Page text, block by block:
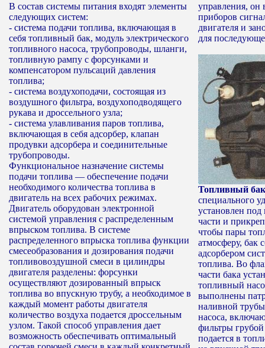
В состав системы питания входят элементы
следующих систем:
- система подачи топлива, включающая в
себя топливный бак, модуль электрического
топливного насоса, трубопроводы, шланги,
топливную рампу с форсунками и
компенсатором пульсаций давления
топлива;
- система воздухоподачи, состоящая из
воздушного фильтра, воздухоподводящего
рукава и дроссельного узла;
- система улавливания паров топлива,
включающая в себя адсорбер, клапан
продувки адсорбера и соединительные
трубопроводы.
Функциональное назначение системы
подачи топлива — обеспечение подачи
необходимого количества топлива в
двигатель на всех рабочих режимах.
Двигатель оборудован электронной
системой управления с распределенным
впрыском топлива. В системе
распределенного впрыска топлива функции
смесеобразования и дозирования подачи
топливовоздушной смеси в цилиндры
двигателя разделены: форсунки
осуществляют дозированный впрыск
топлива во впускную трубу, а необходимое в
каждый момент работы двигателя
количество воздуха подается дроссельным
узлом. Такой способ управления дает
возможность обеспечивать оптимальный
управления, он
приборов
двигателя и
для
Топливный бак
специального
установлен под
части и
чтобы пары
атмосферу, бак
адсорбером
топлива. Во
части бака
топливный
выполнены
наливной
насоса,
фильтры
подается в